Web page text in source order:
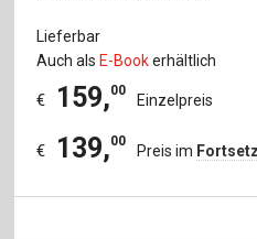
Lieferbar
Auch alsE-Bookerhältlich
€ 159,00
Einzelpreis
€ 139,00
Preis im